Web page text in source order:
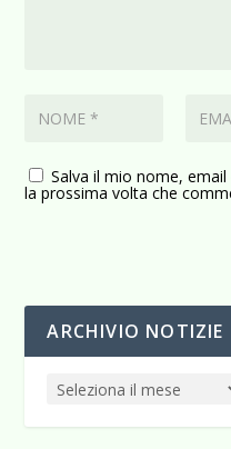
Salva il mio nome,
la prossima volta che
ARCHIVIO NOTIZIE